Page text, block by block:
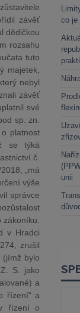
závěť
dědičkou
rozsahu
tuto
majetek,
nebyl
závěť
své
sp. zn.
platnost
se týká
č.
„má
výše
správce
v Hradci
zrušil
bylo
S. jako
a
řízení“ a
řízení o
co je
unii